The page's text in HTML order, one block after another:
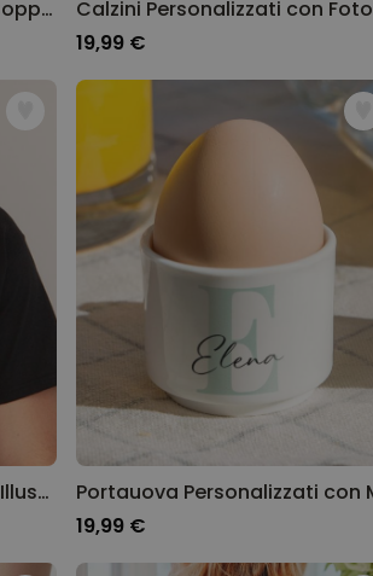
Calzini Personalizzati per Coppie innamorate
Calzini Personalizzati con Foto
19,99 €
T-shirt Personalizzata con Illustrazione delle Mani e Testo
19,99 €